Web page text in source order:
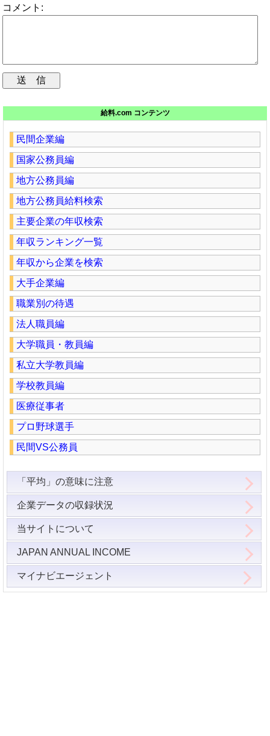
コメント:
給料.com コンテンツ
民間企業編
国家公務員編
地方公務員編
地方公務員給料検索
主要企業の年収検索
年収ランキング一覧
年収から企業を検索
大手企業編
職業別の待遇
法人職員編
大学職員・教員編
私立大学教員編
学校教員編
医療従事者
プロ野球選手
民間VS公務員
「平均」の意味に注意
企業データの収録状況
当サイトについて
JAPAN ANNUAL INCOME
マイナビエージェント